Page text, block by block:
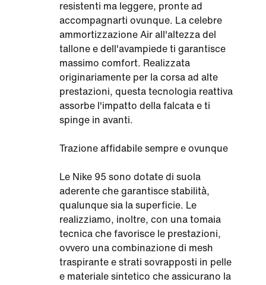
resistenti ma leggere, pronte ad
accompagnarti ovunque. La celebre
ammortizzazione Air all'altezza del
tallone e dell'avampiede ti garantisce
massimo comfort. Realizzata
originariamente per la corsa ad alte
prestazioni, questa tecnologia reattiva
assorbe l'impatto della falcata e ti
spinge in avanti.
Trazione affidabile sempre e ovunque
Le Nike 95 sono dotate di suola
aderente che garantisce stabilità,
qualunque sia la superficie. Le
realizziamo, inoltre, con una tomaia
tecnica che favorisce le prestazioni,
ovvero una combinazione di mesh
traspirante e strati sovrapposti in pelle
e materiale sintetico che assicurano la